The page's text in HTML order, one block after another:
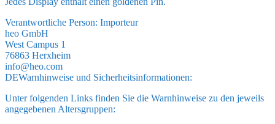
Verantwortliche Person: Importeur
heo GmbH
West Campus 1
76863 Herxheim
info@heo.com
DEWarnhinweise und Sicherheitsinformationen:
Unter folgenden Links finden Sie die Warnhinweise zu den jeweils
angegebenen Altersgruppen: